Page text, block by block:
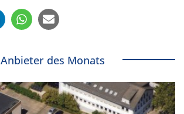
Anbieter des Monats